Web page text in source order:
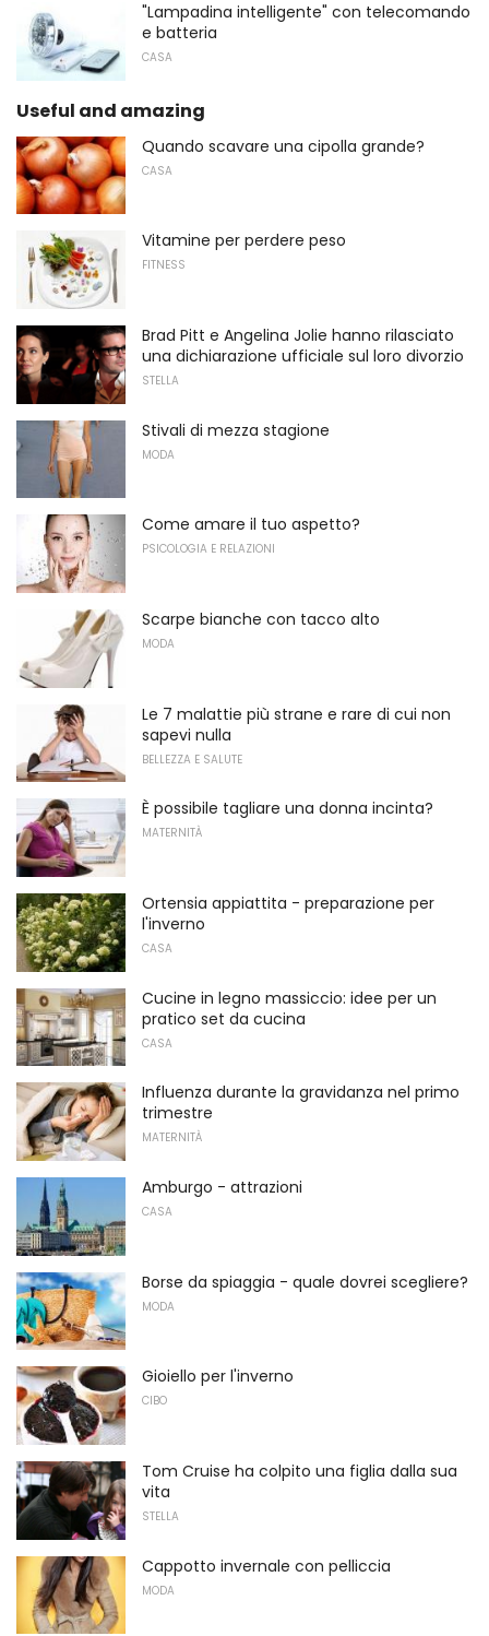
"Lampadina intelligente" con telecomando
e batteria
CASA
Useful and amazing
Quando scavare una cipolla grande?
CASA
Vitamine per perdere peso
FITNESS
Brad Pitt e Angelina Jolie hanno rilasciato
una dichiarazione ufficiale sul loro divorzio
STELLA
Stivali di mezza stagione
MODA
Come amare il tuo aspetto?
PSICOLOGIA E RELAZIONI
Scarpe bianche con tacco alto
MODA
Le 7 malattie più strane e rare di cui non
sapevi nulla
BELLEZZA E SALUTE
È possibile tagliare una donna incinta?
MATERNITÀ
Ortensia appiattita - preparazione per
l'inverno
CASA
Cucine in legno massiccio: idee per un
pratico set da cucina
CASA
Influenza durante la gravidanza nel primo
trimestre
MATERNITÀ
Amburgo - attrazioni
CASA
Borse da spiaggia - quale dovrei scegliere?
MODA
Gioiello per l'inverno
CIBO
Tom Cruise ha colpito una figlia dalla sua
vita
STELLA
Cappotto invernale con pelliccia
MODA